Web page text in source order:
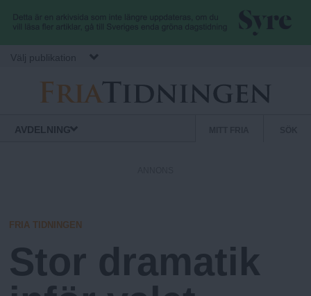
Hoppa till huvudinnehåll
Välj publikation
F
i
a
AVDELNING
r
m
FRIA TIDNINGEN
Stor dramatik